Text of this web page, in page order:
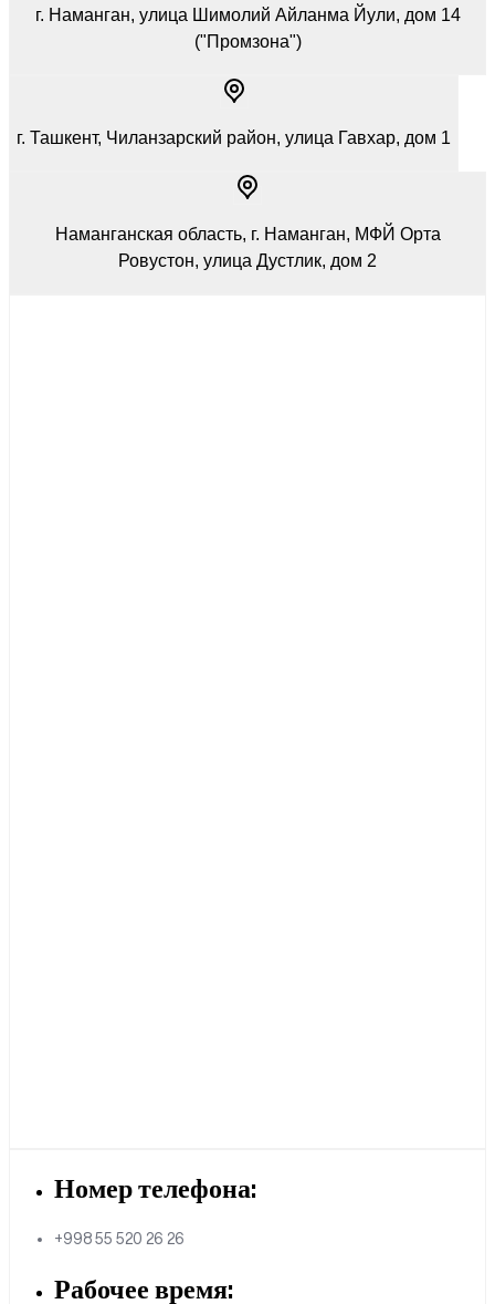
г. Наманган, улица Шимолий Айланма Йули, дом 14
("Промзона")
г. Ташкент, Чиланзарский район, улица Гавхар, дом 1
Наманганская область, г. Наманган, МФЙ Орта
Ровустон, улица Дустлик, дом 2
Номер телефона:
+998 55 520 26 26
Рабочее время: